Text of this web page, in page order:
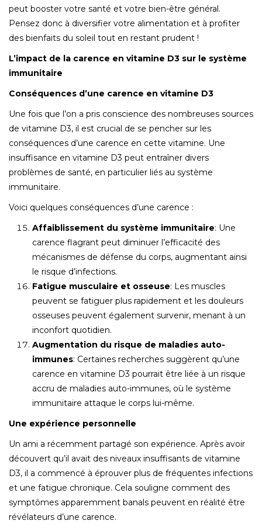
peut booster votre santé et votre bien-être général.
Pensez donc à diversifier votre alimentation et à profiter
des bienfaits du soleil tout en restant prudent !
L’impact de la carence en vitamine D3 sur le système
immunitaire
Conséquences d’une carence en vitamine D3
Une fois que l’on a pris conscience des nombreuses sources
de vitamine D3, il est crucial de se pencher sur les
conséquences d’une carence en cette vitamine. Une
insuffisance en vitamine D3 peut entraîner divers
problèmes de santé, en particulier liés au système
immunitaire.
Voici quelques conséquences d’une carence :
Affaiblissement du système immunitaire: Une
carence flagrant peut diminuer l’efficacité des
mécanismes de défense du corps, augmentant ainsi
le risque d’infections.
Fatigue musculaire et osseuse: Les muscles
peuvent se fatiguer plus rapidement et les douleurs
osseuses peuvent également survenir, menant à un
inconfort quotidien.
Augmentation du risque de maladies auto-
immunes: Certaines recherches suggèrent qu’une
carence en vitamine D3 pourrait être liée à un risque
accru de maladies auto-immunes, où le système
immunitaire attaque le corps lui-même.
Une expérience personnelle
Un ami a récemment partagé son expérience. Après avoir
découvert qu’il avait des niveaux insuffisants de vitamine
D3, il a commencé à éprouver plus de fréquentes infections
et une fatigue chronique. Cela souligne comment des
symptômes apparemment banals peuvent en réalité être
révélateurs d’une carence.